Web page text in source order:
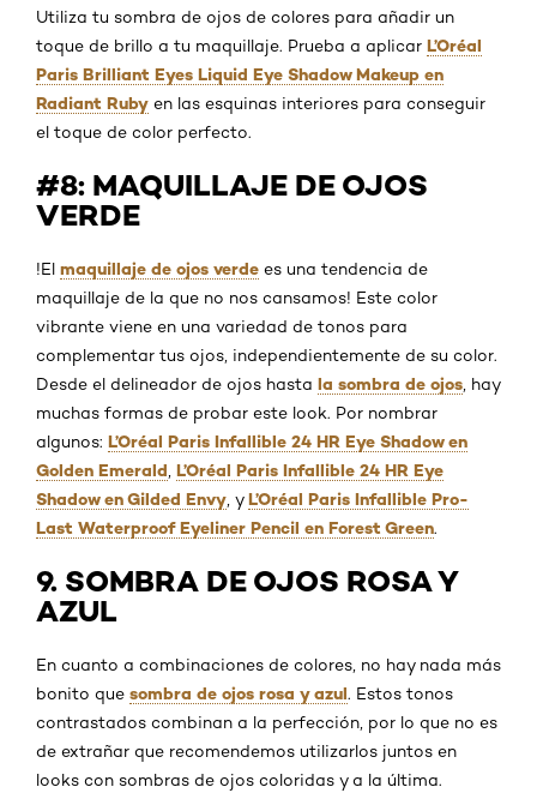
Utiliza tu sombra de ojos de colores para añadir un
toque de brillo a tu maquillaje. Prueba a aplicar L’Oréal
Paris Brilliant Eyes Liquid Eye Shadow Makeup en
Radiant Ruby en las esquinas interiores para conseguir
el toque de color perfecto.
#8: MAQUILLAJE DE OJOS
VERDE
!El maquillaje de ojos verde es una tendencia de
maquillaje de la que no nos cansamos! Este color
vibrante viene en una variedad de tonos para
complementar tus ojos, independientemente de su color.
Desde el delineador de ojos hasta la sombra de ojos , hay
muchas formas de probar este look. Por nombrar
algunos: L’Oréal Paris Infallible 24 HR Eye Shadow en
Golden Emerald L’Oréal Paris Infallible 24 HR Eye
Shadow en Gilded Envy , yL’Oréal Paris Infallible Pro-
Last Waterproof Eyeliner Pencil en Forest Green.
9. SOMBRA DE OJOS ROSA Y
AZUL
En cuanto a combinaciones de colores, no hay nada más
bonito que sombra de ojos rosa y azul. Estos tonos
contrastados combinan a la perfección, por lo que no es
de extrañar que recomendemos utilizarlos juntos en
looks con sombras de ojos coloridas y a la última.